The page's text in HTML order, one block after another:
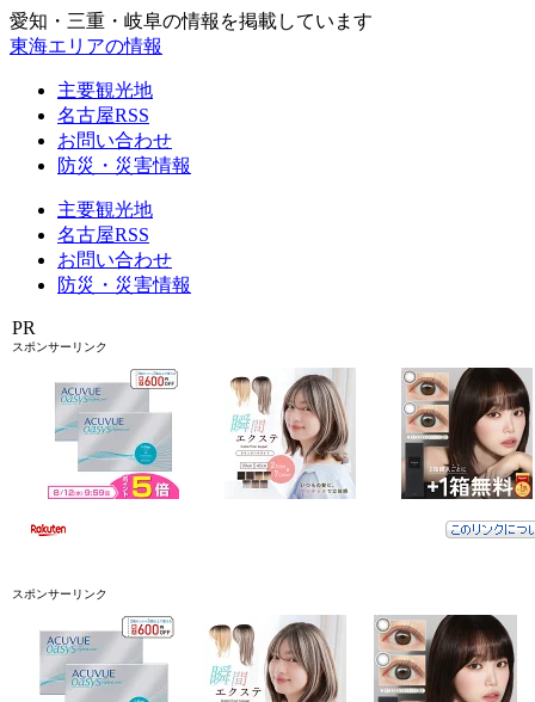
愛知・三重・岐阜の情報を掲載しています
東海エリアの情報
主要観光地
名古屋RSS
お問い合わせ
防災・災害情報
主要観光地
名古屋RSS
お問い合わせ
防災・災害情報
PR
スポンサーリンク
スポンサーリンク